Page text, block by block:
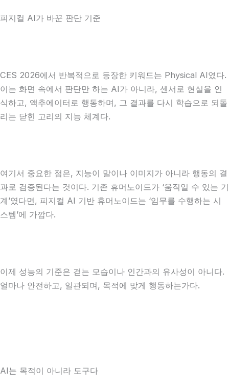
피지컬 AI가 바꾼 판단 기준
CES 2026에서 반복적으로 등장한 키워드는 Physical AI였다.
이는 화면 속에서 판단만 하는 AI가 아니라, 센서로 현실을 인
식하고, 액추에이터로 행동하며, 그 결과를 다시 학습으로 되돌
리는 닫힌 고리의 지능 체계다.
여기서 중요한 점은, 지능이 말이나 이미지가 아니라 행동의 결
과로 검증된다는 것이다. 기존 휴머노이드가 ‘움직일 수 있는 기
계’였다면, 피지컬 AI 기반 휴머노이드는 ‘임무를 수행하는 시
스템’에 가깝다.
이제 성능의 기준은 걷는 모습이나 인간과의 유사성이 아니다.
얼마나 안전하고, 일관되며, 목적에 맞게 행동하는가다.
AI는 목적이 아니라 도구다